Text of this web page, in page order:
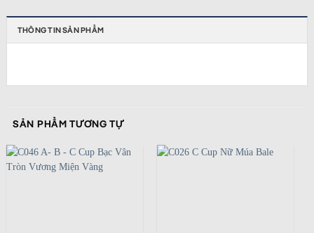
THÔNG TIN SẢN PHẨM
SẢN PHẨM TƯƠNG TỰ